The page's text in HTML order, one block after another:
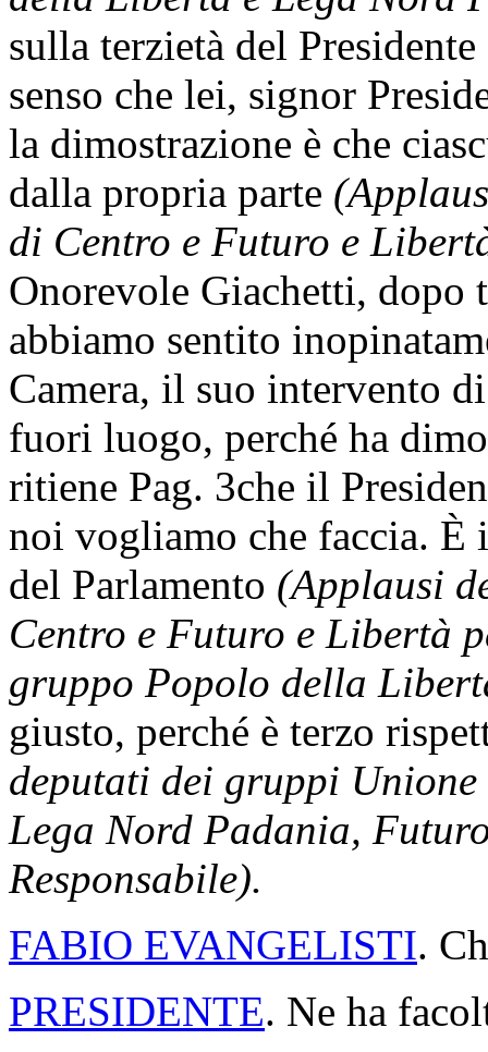
sulla terzietà del
senso che lei, signor
la dimostrazione è che
dalla propria parte
di Centro e Futuro e
Onorevole Giachetti, dopo
abbiamo sentito
Camera, il suo intervento
fuori luogo, perché ha
ritiene Pag. 3che il
noi vogliamo che faccia. È
del Parlamento (Applausi
Centro e Futuro e Libertà
gruppo Popolo della
giusto, perché è terzo
deputati dei gruppi
Lega Nord Padania,
Responsabile).
FABIO EVANGELISTI.
PRESIDENTE. Ne ha